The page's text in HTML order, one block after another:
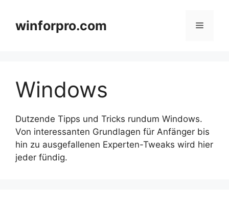
springenwinforpro.com Menü
Windows
Dutzende Tipps und Tricks rundum Windows.
Von interessanten Grundlagen für Anfänger bis
hin zu ausgefallenen Experten-Tweaks wird hier
jeder fündig.